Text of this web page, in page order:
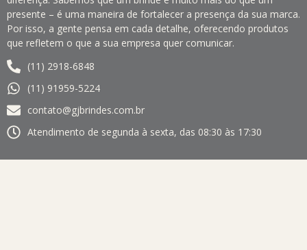
presente – é uma maneira de fortalecer a presença da sua marca.
Por isso, a gente pensa em cada detalhe, oferecendo produtos
que refletem o que a sua empresa quer comunicar.
(11) 2918-6848
(11) 91959-5224
contato@gjbrindes.com.br
Atendimento de segunda à sexta, das 08:30 às 17:30